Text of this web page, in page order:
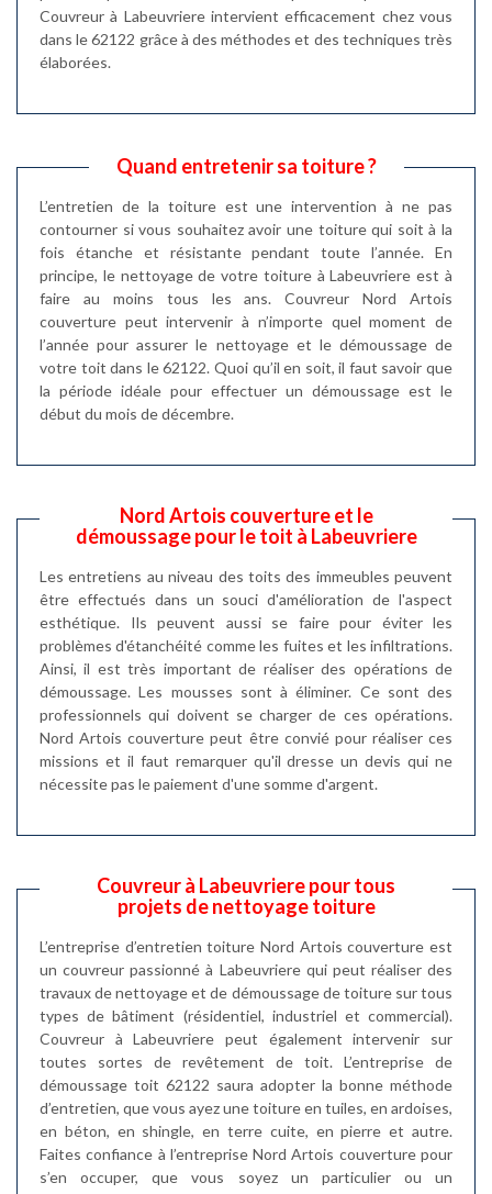
Couvreur à Labeuvriere intervient efficacement chez vous
dans le 62122 grâce à des méthodes et des techniques très
élaborées.
Quand entretenir sa toiture ?
L’entretien de la toiture est une intervention à ne pas
contourner si vous souhaitez avoir une toiture qui soit à la
fois étanche et résistante pendant toute l’année. En
principe, le nettoyage de votre toiture à Labeuvriere est à
faire au moins tous les ans. Couvreur Nord Artois
couverture peut intervenir à n’importe quel moment de
l’année pour assurer le nettoyage et le démoussage de
votre toit dans le 62122. Quoi qu’il en soit, il faut savoir que
la période idéale pour effectuer un démoussage est le
début du mois de décembre.
Nord Artois couverture et le
démoussage pour le toit à Labeuvriere
Les entretiens au niveau des toits des immeubles peuvent
être effectués dans un souci d'amélioration de l'aspect
esthétique. Ils peuvent aussi se faire pour éviter les
problèmes d'étanchéité comme les fuites et les infiltrations.
Ainsi, il est très important de réaliser des opérations de
démoussage. Les mousses sont à éliminer. Ce sont des
professionnels qui doivent se charger de ces opérations.
Nord Artois couverture peut être convié pour réaliser ces
missions et il faut remarquer qu'il dresse un devis qui ne
nécessite pas le paiement d'une somme d'argent.
Couvreur à Labeuvriere pour tous
projets de nettoyage toiture
L’entreprise d’entretien toiture Nord Artois couverture est
un couvreur passionné à Labeuvriere qui peut réaliser des
travaux de nettoyage et de démoussage de toiture sur tous
types de bâtiment (résidentiel, industriel et commercial).
Couvreur à Labeuvriere peut également intervenir sur
toutes sortes de revêtement de toit. L’entreprise de
démoussage toit 62122 saura adopter la bonne méthode
d’entretien, que vous ayez une toiture en tuiles, en ardoises,
en béton, en shingle, en terre cuite, en pierre et autre.
Faites confiance à l’entreprise Nord Artois couverture pour
s’en occuper, que vous soyez un particulier ou un